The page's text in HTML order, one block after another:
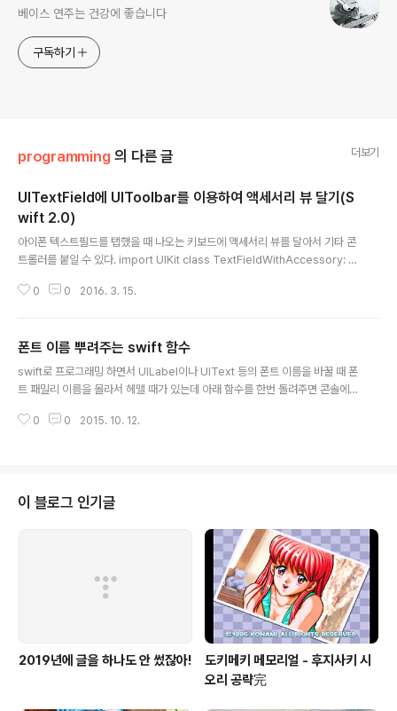
베이스 연주는 건강에 좋습니다
구독하기
programming 의 다른 글 더보기
UITextField에 UIToolbar를 이용하여 액세서리 뷰 달기(S
wift 2.0)
아이폰 텍스트필드를 탭했을 때 나오는 키보드에 액세서리 뷰를 달아서 기타 콘
트롤러를 붙일 수 있다. import UIKit class TextFieldWithAccessory: U
oolbar = UIToolbar(frame: CGRectMake(0, 0, self.frame.width, 4
(barButtonSystemItem: UIBarButtonSystemItem.FlexibleSpa..
0 0 2016. 3. 15.
폰트 이름 뿌려주는 swift 함수
swift로 프로그래밍 하면서 UILabel이나 UIText 등의 폰트 이름을 바꿀 때 폰
트 패밀리 이름을 몰라서 헤맬 때가 있는데 아래 함수를 한번 돌려주면 콘솔에
mes = UIFont.familyNames()for familyName in fontFamilyNames
0 0 2015. 10. 12.
이 블로그 인기글
2019년에 글을 하나도 안 썼잖아!
도키메키 메모리얼 - 후지사키 시
오리 공략完